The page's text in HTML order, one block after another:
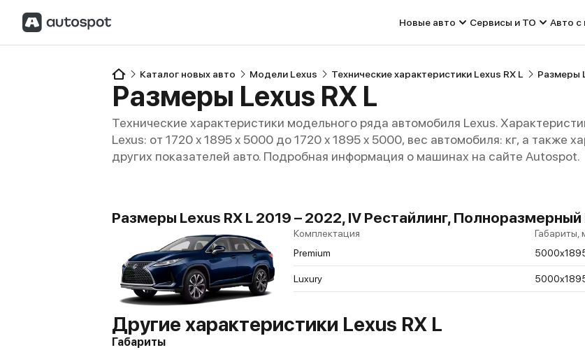
Новые авто Сервисы и ТО Авто с
Каталог новых авто Модели Lexus Технические характеристики Lexus RX L Размеры
Размеры Lexus RX L
Технические характеристики модельного ряда автомобиля Lexus.
Lexus: от 1720 x 1895 x 5000 до 1720 x 1895 x 5000, вес автомобиля: кг, а также
других показателей авто. Подробная информация о машинах на сайте Autospot.
Размеры Lexus RX L 2019 – 2022, IV Рестайлинг,
Комплектация
Габариты,
Premium
Luxury
Другие характеристики Lexus RX L
Габариты